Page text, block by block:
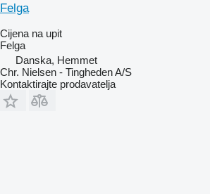
Felga
Cijena na upit
Felga
Danska, Hemmet
Chr. Nielsen - Tingheden A/S
Kontaktirajte prodavatelja